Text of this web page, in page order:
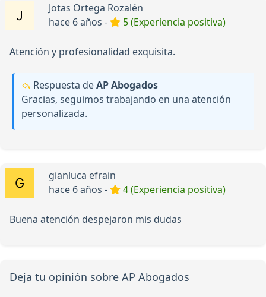
Jotas Ortega Rozalén
hace 6 años -
5 (Experiencia positiva)
Atención y profesionalidad exquisita.
Respuesta deAP Abogados
Gracias, seguimos trabajando en una atención
personalizada.
gianluca efrain
hace 6 años -
4 (Experiencia positiva)
Buena atención despejaron mis dudas
Deja tu opinión sobre AP Abogados